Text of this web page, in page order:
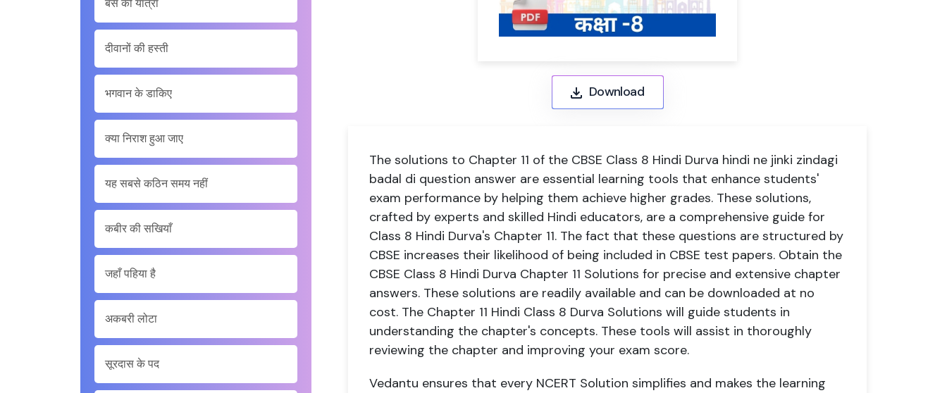
बस की यात्रा
दीवानों की हस्ती
भगवान के डाकिए
क्या निराश हुआ जाए
यह सबसे कठिन समय नहीं
कबीर की सखियाँ
जहाँ पहिया है
अकबरी लोटा
सूरदास के पद
Download
The solutions to Chapter 11 of the CBSE Class 8 Hindi Durva hindi ne jinki zindagi
badal di question answer are essential learning tools that enhance students'
exam performance by helping them achieve higher grades. These solutions,
crafted by experts and skilled Hindi educators, are a comprehensive guide for
Class 8 Hindi Durva's Chapter 11. The fact that these questions are structured by
CBSE increases their likelihood of being included in CBSE test papers. Obtain the
CBSE Class 8 Hindi Durva Chapter 11 Solutions for precise and extensive chapter
answers. These solutions are readily available and can be downloaded at no
cost. The Chapter 11 Hindi Class 8 Durva Solutions will guide students in
understanding the chapter's concepts. These tools will assist in thoroughly
reviewing the chapter and improving your exam score.
Vedantu ensures that every NCERT Solution simplifies and makes the learning